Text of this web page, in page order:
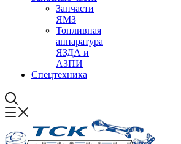
Запчасти
ЯМЗ
Топливная
аппаратура
ЯЗДА и
АЗПИ
Спецтехника